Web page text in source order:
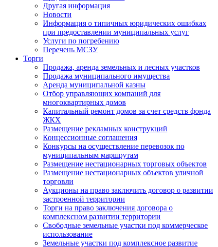
Другая информация
Новости
Информация о типичных юридических ошибках
при предоставлении муниципальных услуг
Услуги по погребению
Перечень МСЗУ
Торги
Продажа, аренда земельных и лесных участков
Продажа муниципального имущества
Аренда муниципальной казны
Отбор управляющих компаний для
многоквартирных домов
Капитальный ремонт домов за счет средств фонда
ЖКХ
Размещение рекламных конструкций
Концессионные соглашения
Конкурсы на осуществление перевозок по
муниципальным маршрутам
Размещение нестационарных торговых объектов
Размещение нестационарных объектов уличной
торговли
Аукционы на право заключить договор о развитии
застроенной территории
Торги на право заключения договора о
комплексном развитии территории
Свободные земельные участки под коммерческое
использование
Земельные участки под комплексное развитие